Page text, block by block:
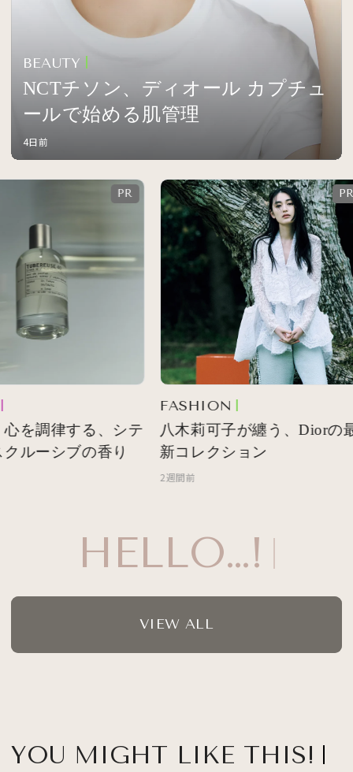
BEAUTY
NCTチソン、ディオール カプチュ
ールで始める肌管理
4日前
HELLO…!
調律する、シテ
ーシブの香り
FASHION
八木莉可子が纏う、Diorの最
新コレクション
2週間前
VIEW ALL
YOU MIGHT LIKE THIS!